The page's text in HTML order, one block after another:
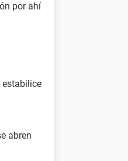
por ahí
estabilice
abren